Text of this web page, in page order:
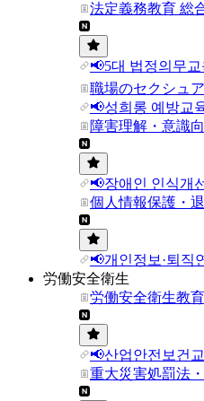
法定義務教育 総
📢5대 법정의무교
職場のセクシュ
📢성희롱 예방교
障害理解・意識
📢장애인 인식개
個人情報保護・
📢개인정보·퇴직
労働安全衛生
労働安全衛生教育
📢산업안전보건
重大災害処罰法